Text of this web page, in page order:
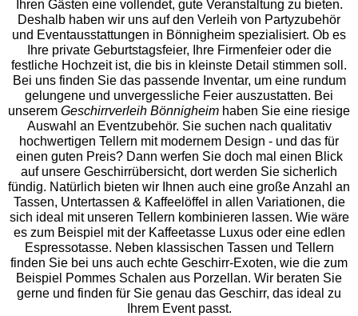
Ihren Gästen eine vollendet, gute Veranstaltung zu bieten.
Deshalb haben wir uns auf den Verleih von Partyzubehör
und Eventausstattungen in Bönnigheim spezialisiert. Ob es
Ihre private Geburtstagsfeier, Ihre Firmenfeier oder die
festliche Hochzeit ist, die bis in kleinste Detail stimmen soll.
Bei uns finden Sie das passende Inventar, um eine rundum
gelungene und unvergess liche Feier auszustatten. Bei
unserem Geschirrverleih Bönnigheim haben Sie eine riesige
Auswahl an Eventzubehör. Sie suchen nach qualitativ
hochwertigen Tellern mit modernem Design - und das für
einen guten Preis? Dann werfen Sie doch mal einen Blick
auf unsere Geschirrübersicht, dort werden Sie sicherlich
fündig. Natürlich bieten wir Ihnen auch eine große Anzahl an
Tassen, Untertassen & Kaffeelöffel in allen Variationen, die
sich ideal mit unseren Tellern kombinieren lassen. Wie wäre
es zum Beispiel mit der Kaffeetasse Luxus oder eine edlen
Espressotasse. Neben klassischen Tassen und Tellern
finden Sie bei uns auch echte Geschirr-Exoten, wie die zum
Beispiel Pommes Schalen aus Porzellan. Wir beraten Sie
gerne und finden für Sie genau das Geschirr, das ideal zu
Ihrem Event passt.